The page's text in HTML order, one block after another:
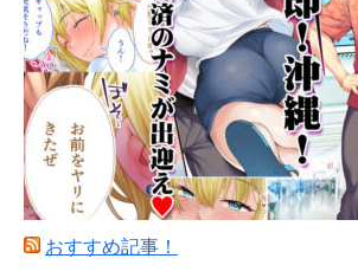
おすすめ記事！